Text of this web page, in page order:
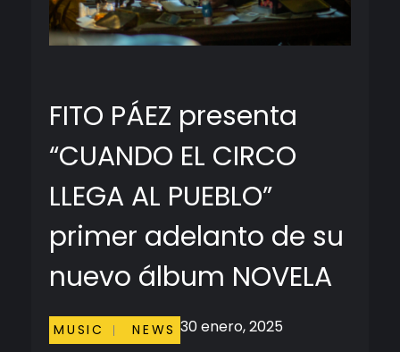
FITO PÁEZ presenta
“CUANDO EL CIRCO
LLEGA AL PUEBLO”
primer adelanto de su
nuevo álbum NOVELA
30 enero, 2025
MUSIC NEWS